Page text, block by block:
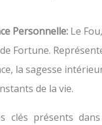
Personnelle: Le
Fortune.
la sagesse
de la vie.
clés présents